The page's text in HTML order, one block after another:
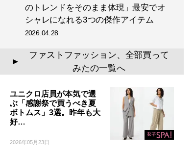
のトレンドをそのまま体現」最安でオ
シャレになれる3つの傑作アイテム
2026.04.28
▲
ファストファッション、全部買って
みたの一覧へ
ユニクロ店員が本気で選
ぶ「感謝祭で買うべき夏
ボトムス」3選。昨年も大
好…
2026年05月23日